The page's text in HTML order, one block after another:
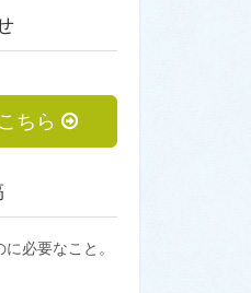
ちら
必要なこと。